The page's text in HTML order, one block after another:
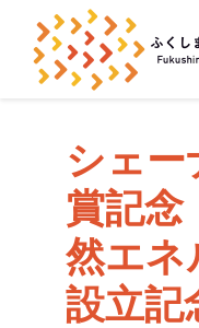
シェー
賞記念
然エネ
設立記